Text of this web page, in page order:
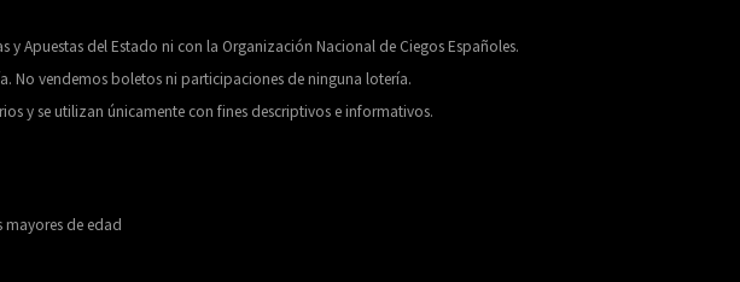
del Estado ni con la Organización Nacional de Ciegos Españoles.
No vendemos boletos ni participaciones de ninguna lotería.
y se utilizan únicamente con fines descriptivos e informativos.
mayores de edad